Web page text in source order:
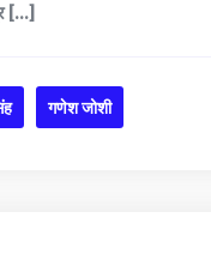
[...]
गणेश जोशी